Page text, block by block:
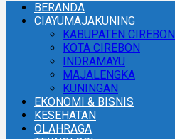
BERANDA
CIAYUMAJAKUNING
KABUPATEN CIREBON
KOTA CIREBON
INDRAMAYU
MAJALENGKA
KUNINGAN
EKONOMI & BISNIS
KESEHATAN
OLAHRAGA